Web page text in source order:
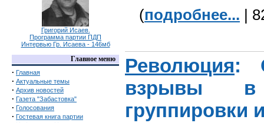
Григорий Исаев.
Программа партии ПДП
Интервью Гр. Исаева - 146мб
Главное меню
· Главная
· Актуальные темы
· Архив новостей
· Газета "Забастовка"
· Голосования
· Гостевая книга партии
(подробнее... |
Революция:
взрывы в
группировки